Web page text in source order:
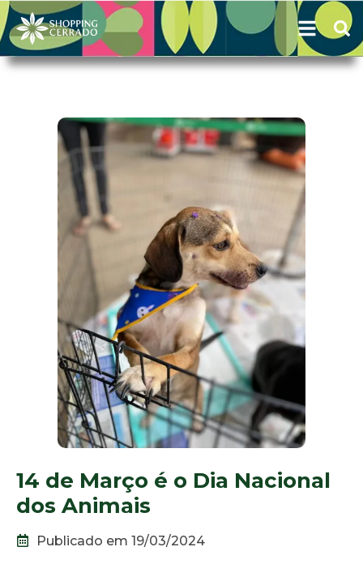
14 de Março é o Dia Nacional
dos Animais
Publicado em 19/03/2024